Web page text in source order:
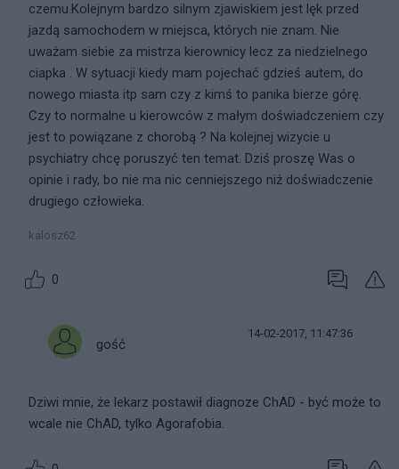
czemu.Kolejnym bardzo silnym zjawiskiem jest lęk przed
jazdą samochodem w miejsca, których nie znam. Nie
uważam siebie za mistrza kierownicy lecz za niedzielnego
ciapka . W sytuacji kiedy mam pojechać gdzieś autem, do
nowego miasta itp sam czy z kimś to panika bierze górę.
Czy to normalne u kierowców z małym doświadczeniem czy
jest to powiązane z chorobą ? Na kolejnej wizycie u
psychiatry chcę poruszyć ten temat. Dziś proszę Was o
opinie i rady, bo nie ma nic cenniejszego niż doświadczenie
drugiego człowieka.
kalosz62
0
gość
14-02-2017, 11:47:36
Dziwi mnie, że lekarz postawił diagnoze ChAD - być może to
wcale nie ChAD, tylko Agorafobia.